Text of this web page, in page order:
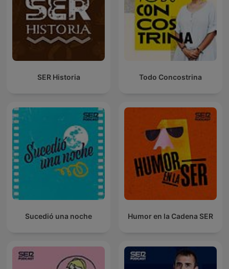
SER Historia Todo Concostrina
Sucedió una noche Humor en la Cadena SER